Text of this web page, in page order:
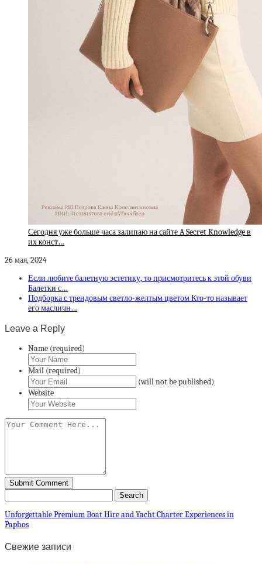
Сегодня уже больше часа залипаю на сайте A Secret Knowledge в
их конст…
26 мая, 2024
Если любите балетную эстетику, то присмотритесь к этой обуви
Балетки с…
Подборка с трендовым светло-желтым цветом Кто-то называет
его масличн…
Leave a Reply
Name (required)
Mail (required)
(will not be published)
Website
Unforgettable Premium Boat Hire and Yacht Charter Experiences in
Paphos
Свежие записи